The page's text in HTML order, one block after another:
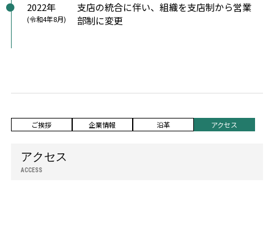
2022年
(令和4年8月)
支店の統合に伴い、組織を支店制から営業
部制に変更
アクセス
ACCESS
ご挨拶 企業情報 沿革 アクセス